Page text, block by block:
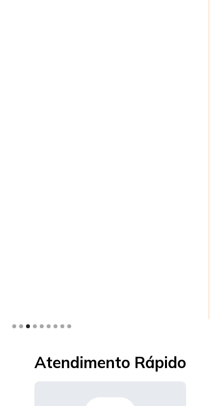
Slide 4 of 9.
Atendimento Rápido